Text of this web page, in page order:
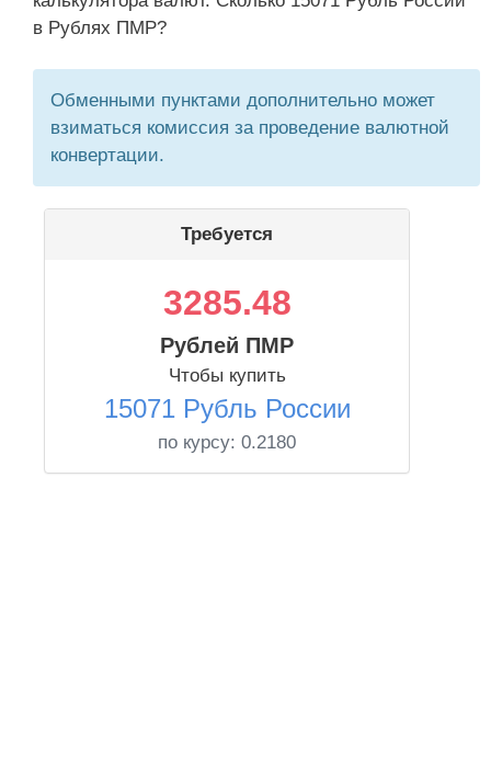
в Рублях ПМР?
Обменными пунктами дополнительно может
взиматься комиссия за проведение валютной
конвертации.
Требуется
3285.48
Рублей ПМР
Чтобы купить
15071 Рубль России
по курсу: 0.2180